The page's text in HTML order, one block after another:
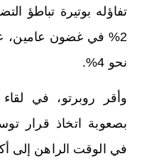
تفاؤله بوتيرة تباطؤ
نحو 4%.
وأقر روبرتو، في
بصعوبة اتخاذ قرار